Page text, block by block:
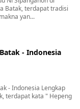
Batak, terdapat tradisi
yan...
- Indonesia
- Indonesia Lengkap
terdapat kata " Hepeng